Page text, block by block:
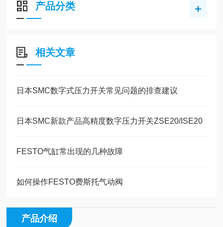
产品分类
相关文章
日本SMC数字式压力开关常见问题的排查建议
日本SMC新款产品高精度数字压力开关ZSE20/ISE20
FESTO气缸常出现的几种故障
如何操作FESTO费斯托气动阀
产品介绍